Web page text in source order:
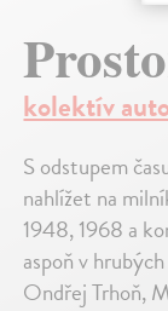
kolektív
S odstupem
nahlížet na
1948, 1968 a
aspoň v
Ondřej Trhoň,